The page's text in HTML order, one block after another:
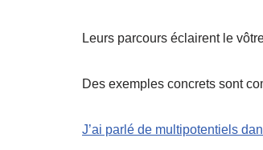
Leurs parcours éclairent le
Des exemples concrets sont
J’ai parlé de multipotentiels